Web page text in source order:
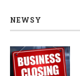
NEWSY